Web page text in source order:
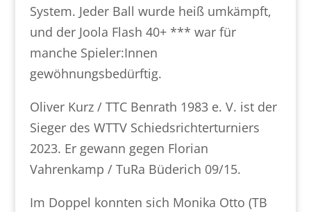
System. Jeder Ball wurde heiß umkämpft,
und der Joola Flash 40+ *** war für
manche Spieler:Innen
gewöhnungsbedürftig.
Oliver Kurz / TTC Benrath 1983 e. V. ist der
Sieger des WTTV Schiedsrichterturniers
2023. Er gewann gegen Florian
Vahrenkamp / TuRa Büderich 09/15.
Im Doppel konnten sich Monika Otto (TB